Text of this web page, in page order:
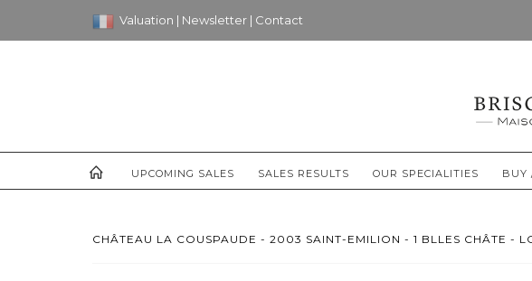
Valuation | Newsletter | Contact
UPCOMING SALES SALES RESULTS OUR SPECIALITIES BUY
CHÂTEAU LA COUSPAUDE - 2003 SAINT-EMILION - 1 BLLES CHÂTE -